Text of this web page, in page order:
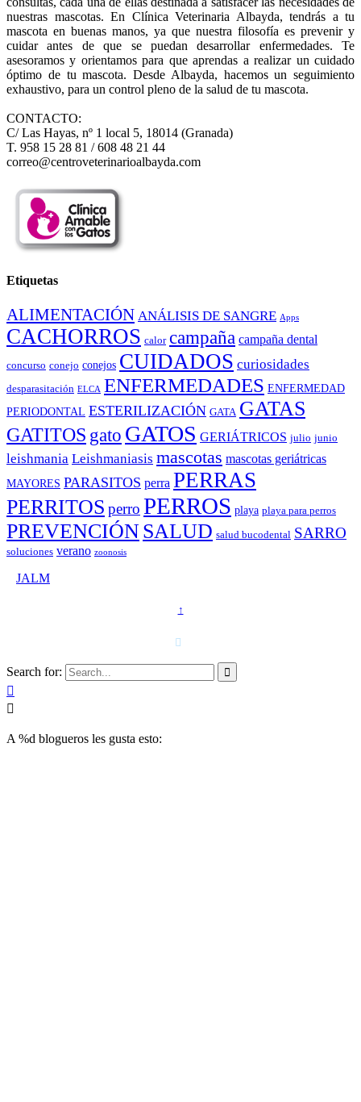
nuestras mascotas. En Clínica Veterinaria Albayda, tendrás a tu
mascota en buenas manos, ya que nuestra filosofía es prevenir y
cuidar antes de que se puedan desarrollar enfermedades. Te
asesoramos y orientamos para que aprendas a realizar un cuidado
óptimo de tu mascota. Desde Albayda, hacemos un seguimiento
exhaustivo, para un control pleno de la salud de tu mascota.
CONTACTO:
C/ Las Hayas, nº 1 local 5, 18014 (Granada)
T. 958 15 28 81 / 608 48 21 44
correo@centroveterinarioalbayda.com
Etiquetas
ALIMENTACIÓN ANÁLISIS DE SANGRE Apps
CACHORROS calor campaña campaña dental
concurso conejo conejos CUIDADOS curiosidades
desparasitación ELCA ENFERMEDADES ENFERMEDAD
PERIODONTAL ESTERILIZACIÓN GATA GATAS
GATITOS gato GATOS GERIÁTRICOS julio junio
leishmania Leishmaniasis mascotas mascotas geriátricas
MAYORES PARASITOS perra PERRAS
PERRITOS perro PERROS playa playa para perros
PREVENCIÓNSALUD salud bucodental SARRO
soluciones verano zoonosis
JALM
↑

Search for: 


A %d blogueros les gusta esto: